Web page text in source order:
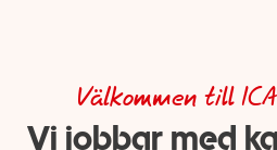
Välkommen till ICA
Vi jobbar med